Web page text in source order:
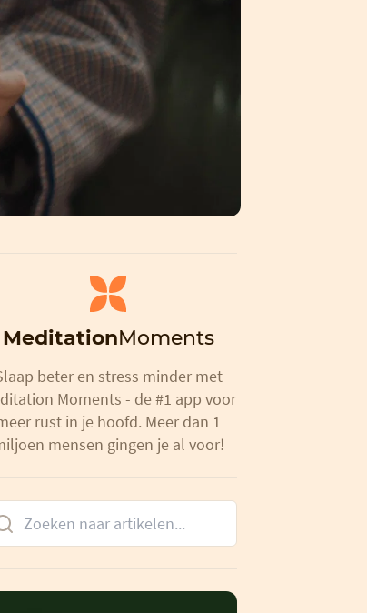
MeditationMoments
beter en stress minder met
Moments - de #1 app voor
rust in je hoofd. Meer dan 1
mensen gingen je al voor!